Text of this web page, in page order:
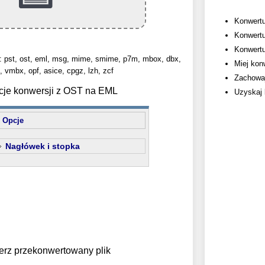
pst, ost, eml, msg, mime, smime, p7m, mbox, dbx,
vmbx, opf, asice, cpgz, lzh, zcf
konwersji z OST na EML
Opcje
Nagłówek i stopka
przekonwertowany plik
Miej
Uzyskaj